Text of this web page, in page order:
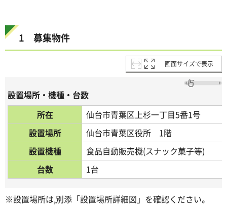
1 募集物件
画面サイズで表示
設置場所・機種・台数
所在
仙台市青葉区上杉一丁目5番1号
設置場所
仙台市青葉区役所 1階
設置機種
食品自動販売機(スナック菓子等)
台数
1台
※設置場所は,別添「設置場所詳細図」を確認ください。